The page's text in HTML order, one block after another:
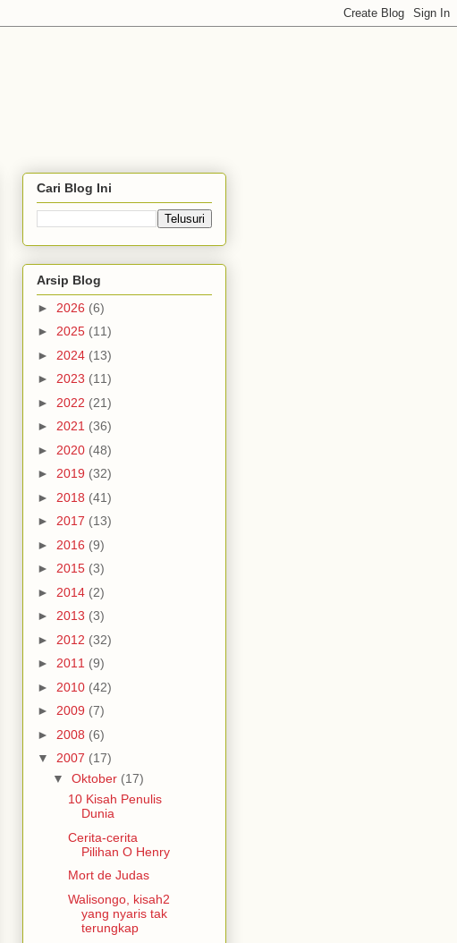
Cari Blog Ini
Arsip Blog
► 2026 (6)
► 2025 (11)
► 2024 (13)
► 2023 (11)
► 2022 (21)
► 2021 (36)
► 2020 (48)
► 2019 (32)
► 2018 (41)
► 2017 (13)
► 2016 (9)
► 2015 (3)
► 2014 (2)
► 2013 (3)
► 2012 (32)
► 2011 (9)
► 2010 (42)
► 2009 (7)
► 2008 (6)
▼ 2007 (17)
▼ Oktober (17)
10 Kisah Penulis
Dunia
Cerita-cerita
Pilihan O Henry
Mort de Judas
Walisongo, kisah2
yang nyaris tak
terungkap